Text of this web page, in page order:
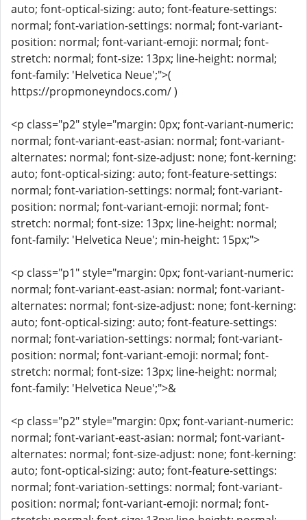
auto; font-optical-sizing: auto; font-feature-settings:
normal; font-variation-settings: normal; font-variant-
position: normal; font-variant-emoji: normal; font-
stretch: normal; font-size: 13px; line-height: normal;
font-family: 'Helvetica Neue';">(
https://propmoneyndocs.com/ )
<p class="p2" style="margin: 0px; font-variant-numeric:
normal; font-variant-east-asian: normal; font-variant-
alternates: normal; font-size-adjust: none; font-kerning:
auto; font-optical-sizing: auto; font-feature-settings:
normal; font-variation-settings: normal; font-variant-
position: normal; font-variant-emoji: normal; font-
stretch: normal; font-size: 13px; line-height: normal;
font-family: 'Helvetica Neue'; min-height: 15px;">
<p class="p1" style="margin: 0px; font-variant-numeric:
normal; font-variant-east-asian: normal; font-variant-
alternates: normal; font-size-adjust: none; font-kerning:
auto; font-optical-sizing: auto; font-feature-settings:
normal; font-variation-settings: normal; font-variant-
position: normal; font-variant-emoji: normal; font-
stretch: normal; font-size: 13px; line-height: normal;
font-family: 'Helvetica Neue';">&
<p class="p2" style="margin: 0px; font-variant-numeric:
normal; font-variant-east-asian: normal; font-variant-
alternates: normal; font-size-adjust: none; font-kerning:
auto; font-optical-sizing: auto; font-feature-settings:
normal; font-variation-settings: normal; font-variant-
position: normal; font-variant-emoji: normal; font-